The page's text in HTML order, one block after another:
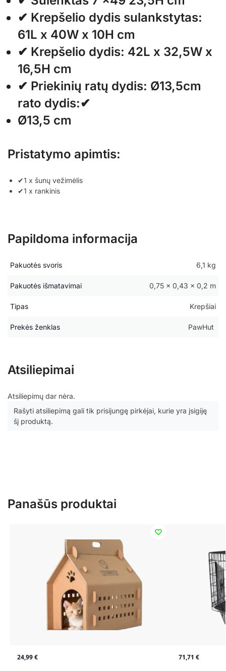
✔ Krepšelio dydis sulankstytas:
61L x 40W x 10H cm
✔ Krepšelio dydis: 42L x 32,5W x
16,5H cm
✔ Priekinių ratų dydis: Ø13,5cm
rato dydis:✔
Ø13,5 cm
Pristatymo apimtis:
✔1 x šunų vežimėlis
✔1 x rankinis
Papildoma informacija
Pakuotės svoris 6,1 kg
Pakuotės išmatavimai 0,75 × 0,43 × 0,2 m
Tipas Krepšiai
Prekės ženklas PawHut
Atsiliepimai
Atsiliepimų dar nėra.
Rašyti atsiliepimą gali tik prisijungę pirkėjai, kurie yra įsigiję
šį produktą.
Panašūs produktai
24,99€ 71,71 €